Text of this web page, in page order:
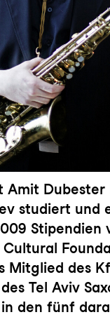
Amit Dubester
studiert und
Stipendien
Mitglied des
Tel Aviv
den fünf